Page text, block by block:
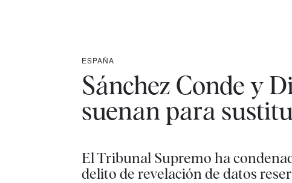
ESPAÑA
Sánchez Conde y
suenan para
El Tribunal Supremo ha
delito de revelación de datos